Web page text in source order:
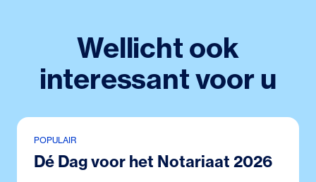
Wellicht ook
interessant voor u
POPULAIR
Dé Dag voor het Notariaat 2026